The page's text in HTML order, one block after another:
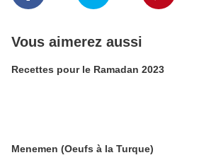
Vous aimerez aussi
Recettes pour le Ramadan 2023
Menemen (Oeufs à la Turque)